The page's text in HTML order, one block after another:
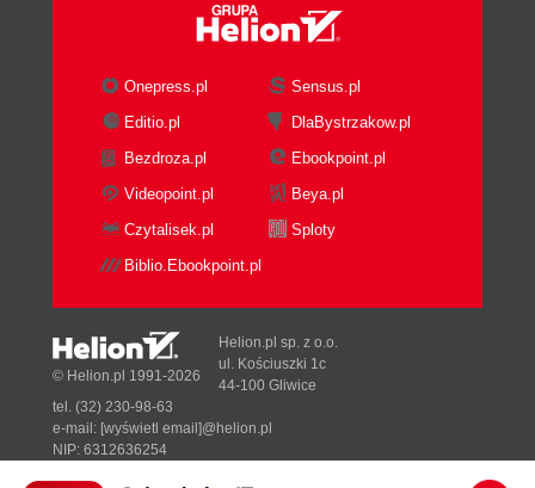
Onepress.pl
Sensus.pl
Editio.pl
DlaBystrzakow.pl
Bezdroza.pl
Ebookpoint.pl
Videopoint.pl
Beya.pl
Czytalisek.pl
Sploty
Biblio.Ebookpoint.pl
© Helion.pl 1991-2026
Helion.pl sp. z o.o.
ul. Kościuszki 1c
44-100 Gliwice
tel. (32) 230-98-63
e-mail: [wyświetl email]@helion.pl
NIP: 6312636254